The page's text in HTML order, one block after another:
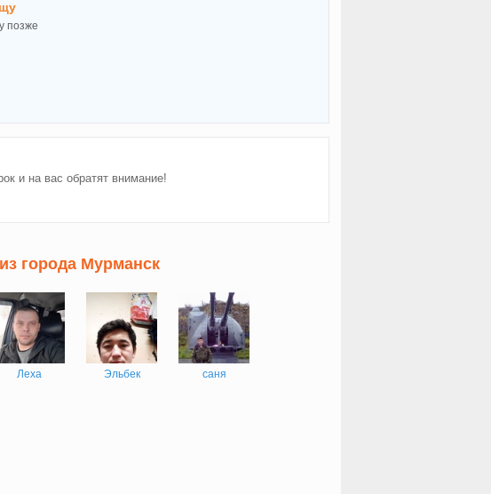
позже
и на вас обратят внимание!
города Мурманск
Леха Эльбек саня